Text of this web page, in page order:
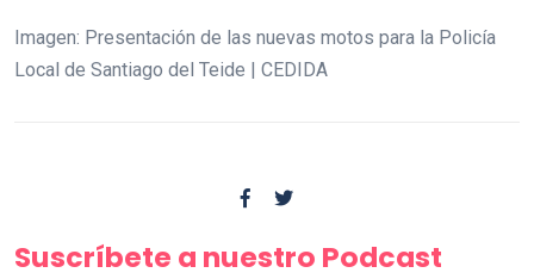
Imagen: Presentación de las nuevas motos para la Policía
Local de Santiago del Teide | CEDIDA
Suscríbete a nuestro Podcast